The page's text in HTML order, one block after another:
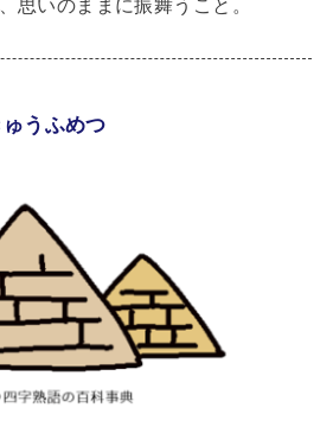
思いのままに振舞うこと。
ゅうふめつ